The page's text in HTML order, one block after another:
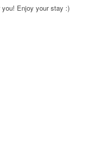
Enjoy your stay :)